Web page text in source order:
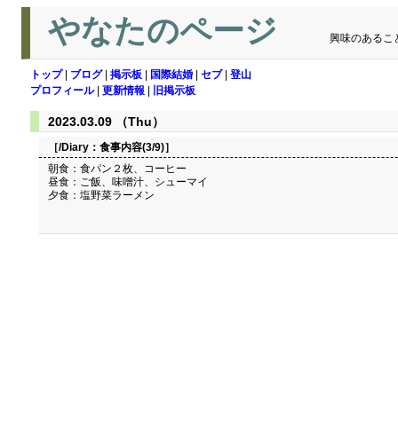
やなたのページ 興味のあるこ
トップ| ブログ| 掲示板 国際結婚 セブ| 登山
プロフィール| 更新情報 旧掲示板
2023.03.09 （Thu）
［/Diary： 食事内容(3/9)］
朝食：食パン２枚、コーヒー
昼食：ご飯、味噌汁、シューマイ
夕食：塩野菜ラーメン